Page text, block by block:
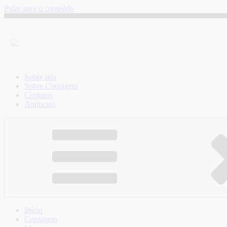
Pular para o conteúdo
Sobre nós
Sobre Contagem
Contatos
Anúncios
Início
Contagem